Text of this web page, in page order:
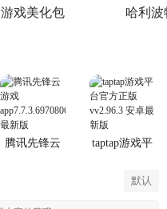
游戏美化包 哈利
腾讯先锋云
taptap游戏平
默认